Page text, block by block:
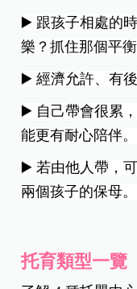
▶️ 跟孩子相處的
樂？抓住那個平衡
▶️ 經濟允許、有
▶️ 自己帶會很累
能更有耐心陪伴。
▶️ 若由他人帶，
兩個孩子的保母。
托育類型一覽